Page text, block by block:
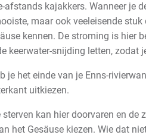
afstands kajakkers. Wanneer je
maar ook veeleisende
kennen. De stroming is hier
keerwater-snijding letten, zodat
je het einde van je Enns-
uitkiezen.
kan hier doorvaren en de
het Gesäuse kiezen. Wie dat